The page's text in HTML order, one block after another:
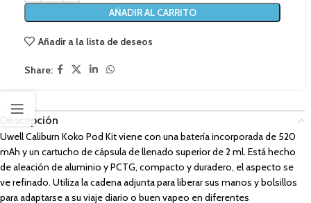
AÑADIR AL CARRITO
Añadir a la lista de deseos
Share:
Descripción
Uwell Caliburn Koko Pod Kit viene con una batería incorporada de 520
mAh y un cartucho de cápsula de llenado superior de 2 ml. Está hecho
de aleación de aluminio y PCTG, compacto y duradero, el aspecto se
ve refinado. Utiliza la cadena adjunta para liberar sus manos y bolsillos
para adaptarse a su viaje diario o buen vapeo en diferentes